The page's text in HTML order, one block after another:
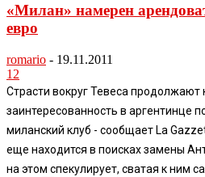
«Милан» намерен
евро
romario - 19.11.2011
12
Страсти вокруг Тевеса продолжают
заинтересованность в аргентинце
миланский клуб - сообщает La
еще находится в поисках замены
на этом спекулирует, сватая к ним